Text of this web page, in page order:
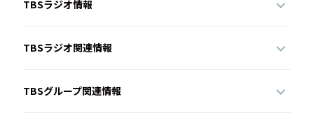
TBSラジオ情報
TBSラジオ関連情報
TBSグループ関連情報